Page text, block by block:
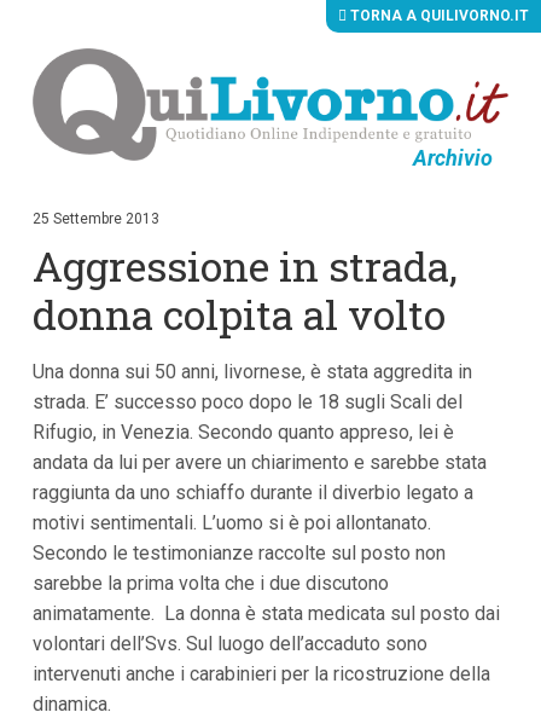
Archivio
i
c
n
n
u
i
p
i
n
i
p
l
i
V
a
i
TORNA A QUILIVORNO.IT
25 Settembre 2013
Aggressione in strada,
donna colpita al volto
Una donna sui 50 anni, livornese, è stata aggredita in
strada. E’ successo poco dopo le 18 sugli Scali del
Rifugio, in Venezia. Secondo quanto appreso, lei è
andata da lui per avere un chiarimento e sarebbe stata
raggiunta da uno schiaffo durante il diverbio legato a
motivi sentimentali. L’uomo si è poi allontanato.
Secondo le testimonianze raccolte sul posto non
sarebbe la prima volta che i due discutono
animatamente. La donna è stata medicata sul posto dai
volontari dell’Svs. Sul luogo dell’accaduto sono
intervenuti anche i carabinieri per la ricostruzione della
dinamica.